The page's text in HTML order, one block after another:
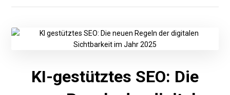
KI-gestütztes SEO: Die